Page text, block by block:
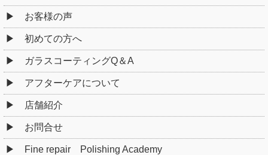
お客様の声
初めての方へ
ガラスコーティングQ＆A
アフターケアについて
店舗紹介
お問合せ
Fine repair Polishing Academy